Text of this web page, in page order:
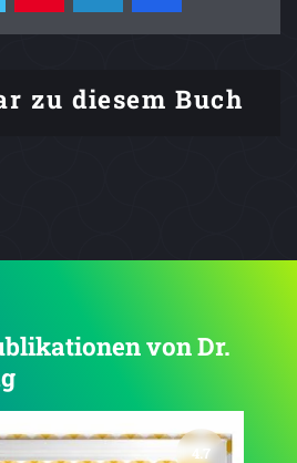
zu diesem Buch
von Dr.
4.7